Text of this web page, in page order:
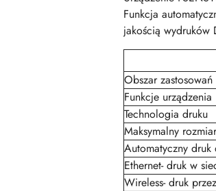
Funkcja
jakością wydruków
Obszar zastosowań
Funkcje urządzenia
Technologia druku
Maksymalny
Automatyczny druk
Ethernet- druk w
Wireless- druk